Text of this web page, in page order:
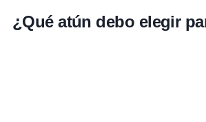
¿Qué atún debo elegir